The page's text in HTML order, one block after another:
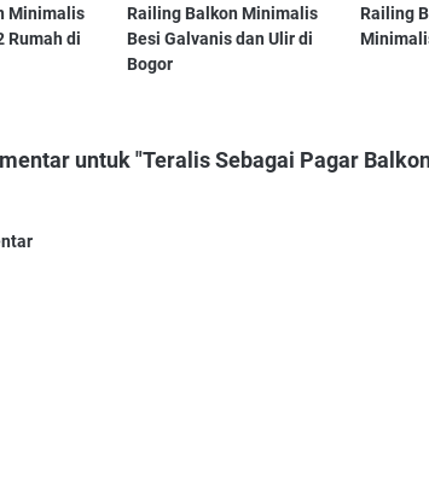
Minimalis
Rumah di
Railing Balkon Minimalis
Besi Galvanis dan Ulir di
Bogor
Railing
untuk "Teralis Sebagai Pagar